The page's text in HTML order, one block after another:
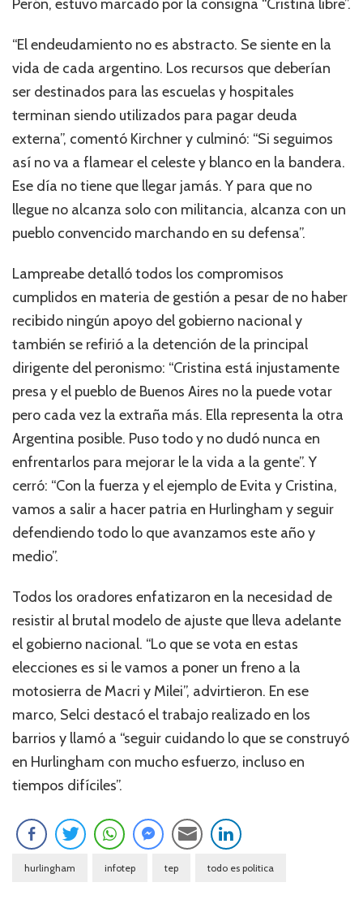
Perón, estuvo marcado por la consigna “Cristina libre”.
“El endeudamiento no es abstracto. Se siente en la
vida de cada argentino. Los recursos que deberían
ser destinados para las escuelas y hospitales
terminan siendo utilizados para pagar deuda
externa”, comentó Kirchner y culminó: “Si seguimos
así no va a flamear el celeste y blanco en la bandera.
Ese día no tiene que llegar jamás. Y para que no
llegue no alcanza solo con militancia, alcanza con un
pueblo convencido marchando en su defensa”.
Lampreabe detalló todos los compromisos
cumplidos en materia de gestión a pesar de no haber
recibido ningún apoyo del gobierno nacional y
también se refirió a la detención de la principal
dirigente del peronismo: “Cristina está injustamente
presa y el pueblo de Buenos Aires no la puede votar
pero cada vez la extraña más. Ella representa la otra
Argentina posible. Puso todo y no dudó nunca en
enfrentarlos para mejorar le la vida a la gente”. Y
cerró: “Con la fuerza y el ejemplo de Evita y Cristina,
vamos a salir a hacer patria en Hurlingham y seguir
defendiendo todo lo que avanzamos este año y
medio”.
Todos los oradores enfatizaron en la necesidad de
resistir al brutal modelo de ajuste que lleva adelante
el gobierno nacional. “Lo que se vota en estas
elecciones es si le vamos a poner un freno a la
motosierra de Macri y Milei”, advirtieron. En ese
marco, Selci destacó el trabajo realizado en los
barrios y llamó a “seguir cuidando lo que se construyó
en Hurlingham con mucho esfuerzo, incluso en
tiempos difíciles”.
hurlingham infotep tep todo es politica